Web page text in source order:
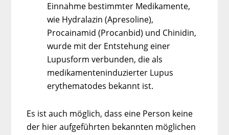
Einnahme bestimmter Medikamente,
wie Hydralazin (Apresoline),
Procainamid (Procanbid) und Chinidin,
wurde mit der Entstehung einer
Lupusform verbunden, die als
medikamenteninduzierter Lupus
erythematodes bekannt ist.
Es ist auch möglich, dass eine Person keine
der hier aufgeführten bekannten möglichen